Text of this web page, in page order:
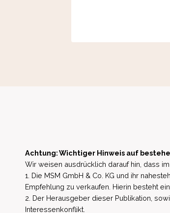
Achtung: Wichtiger Hinweis auf
Wir weisen ausdrücklich darauf hin, dass
1. Die MSM GmbH & Co. KG und ihr
Empfehlung zu verkaufen. Hierin besteht
2. Der Herausgeber dieser Publikation,
Interessenkonflikt.